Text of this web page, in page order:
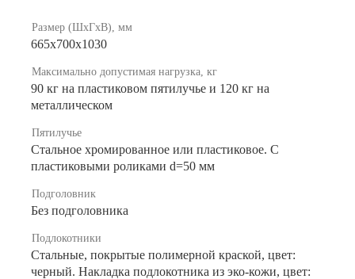
Размер (ШхГхВ), мм
665х700х1030
Максимально допустимая нагрузка, кг
90 кг на пластиковом пятилучье и 120 кг на
металлическом
Пятилучье
Стальное хромированное или пластиковое. С
пластиковыми роликами d=50 мм
Подголовник
Без подголовника
Подлокотники
Стальные, покрытые полимерной краской, цвет:
черный. Накладка подлокотника из эко-кожи, цвет: